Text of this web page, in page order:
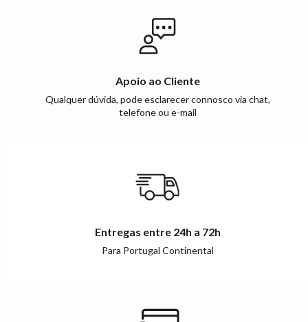
Apoio ao Cliente
Qualquer dúvida, pode esclarecer connosco via chat,
telefone ou e-mail
Entregas entre 24h a 72h
Para Portugal Continental